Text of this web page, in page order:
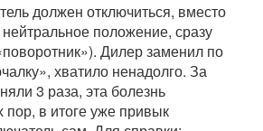
должен отключиться, вместо
нейтральное положение, сразу
Дилер заменил по
хватило ненадолго. За
3 раза, эта болезнь
пор, в итоге уже привык